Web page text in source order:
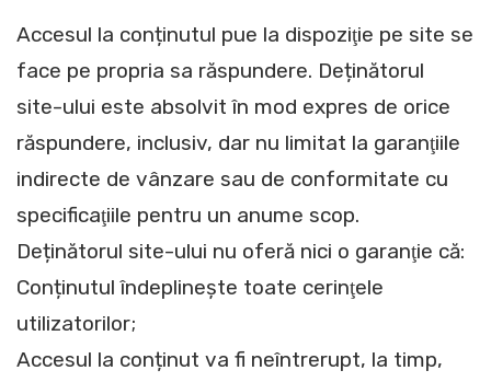
Accesul la conținutul pue la dispoziţie pe site se
face pe propria sa răspundere. Deținătorul
site-ului este absolvit în mod expres de orice
răspundere, inclusiv, dar nu limitat la garanţiile
indirecte de vânzare sau de conformitate cu
specificaţiile pentru un anume scop.
Deținătorul site-ului nu oferă nici o garanţie că:
Conținutul îndeplinește toate cerinţele
utilizatorilor;
Accesul la conținut va fi neîntrerupt, la timp,